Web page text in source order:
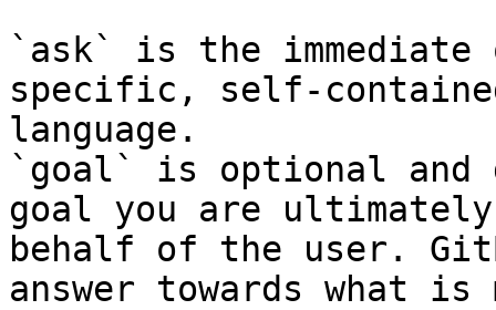
`ask` is the
specific, self-
language.
`goal` is optional and
goal you are
behalf of the user.
answer towards what